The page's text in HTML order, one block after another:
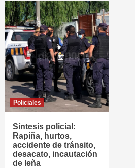
Policiales
Síntesis policial:
Rapiña, hurtos,
accidente de tránsito,
desacato, incautación
de leña